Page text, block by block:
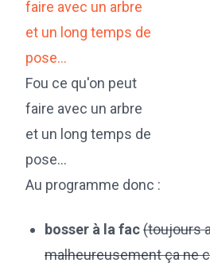
Fou ce qu'on peut
faire avec un arbre
et un long temps de
pose...
Au programme donc :
bosser à la fac(toujours
malheureusement ça ne